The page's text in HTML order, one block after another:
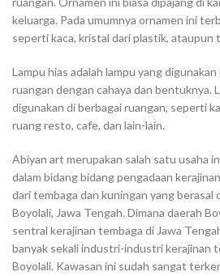
keluarga. Pada umumnya ornamen ini
seperti kaca, kristal dari plastik, ataupun
Lampu hias adalah lampu yang
ruangan dengan cahaya dan bentuknya.
digunakan di berbagai ruangan, seperti
ruang resto, cafe, dan lain-lain.
Abiyan art merupakan salah satu usaha
dalam bidang bidang pengadaan
dari tembaga dan kuningan yang berasal
Boyolali, Jawa Tengah. Dimana daerah
sentral kerajinan tembaga di Jawa
banyak sekali industri-industri kerajinan
Boyolali. Kawasan ini sudah sangat